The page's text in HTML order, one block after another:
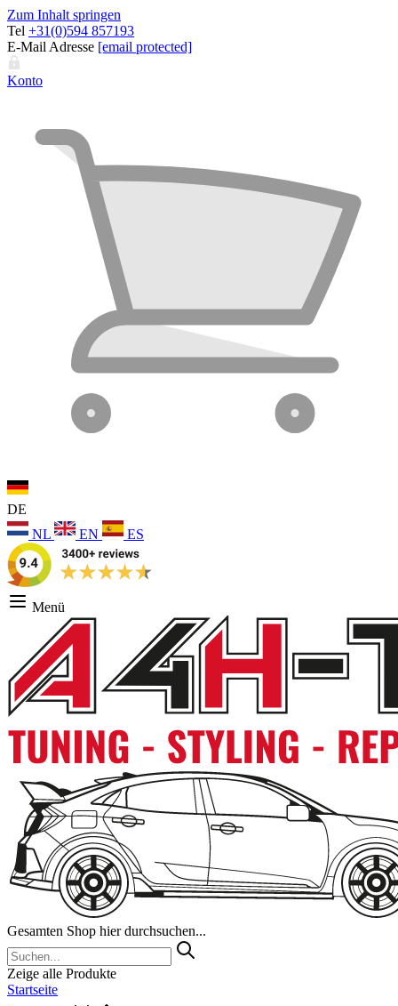
Zum Inhalt springen
Tel +31(0)594 857193
E-Mail Adresse [email protected]
Konto
DE
NL
EN ES
Menü
Gesamten Shop hier durchsuchen...
Zeige alle Produkte
Startseite